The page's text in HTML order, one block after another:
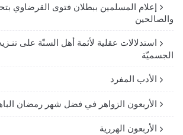
إعلام المسلمين ببطلان فتوى القرضاوي
والصالحين
استدلالات عقلية لأئمة أهل السنّة على
الجسميّة
الأدب المفرد
الأربعون الزواهر في فضل شهر رمضان
الأربعون الهررية